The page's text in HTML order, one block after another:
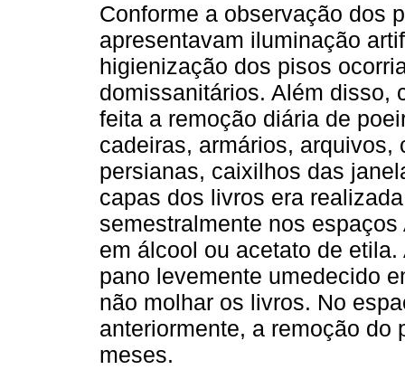
Conforme a observação dos
apresentavam iluminação
higienização dos pisos
domissanitários. Além disso,
feita a remoção diária de
cadeiras, armários, arquivos,
persianas, caixilhos das
capas dos livros era
semestralmente nos
em álcool ou acetato de
pano levemente umedecido
não molhar os livros. No
anteriormente, a remoção do
meses.